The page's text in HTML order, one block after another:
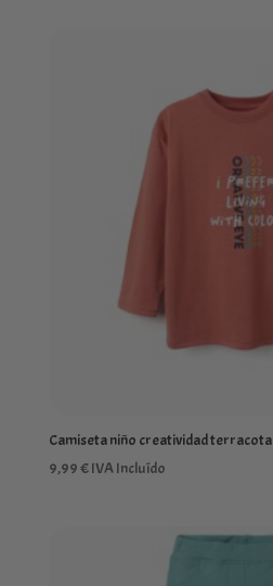
Camiseta niño creatividad terracota
9,99€IVA Incluído